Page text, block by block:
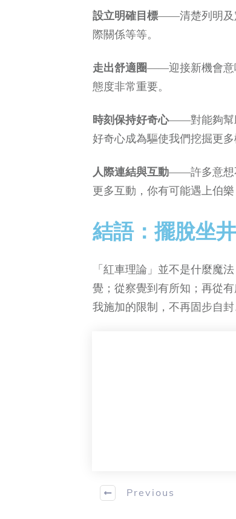
設立明確目標——清楚列明及
際關係等等。
走出舒適圈——迎接新機會意
態度非常重要。
時刻保持好奇心——對能夠幫
好奇心成為驅使我們挖掘更多
人際連結與互動——許多意想
更多互動，你有可能遇上伯
結語：擺脫坐
「紅車理論」並不是什麼魔
覺；從察覺到有所知；再從
我施加的限制，不再固步自
Previous